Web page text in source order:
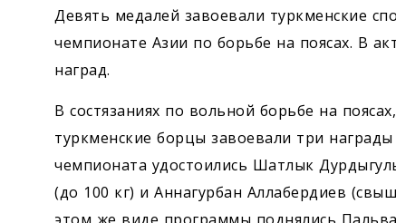
Девять медалей завоевали туркменские
чемпионате Азии по борьбе на поясах. В
наград.
В состязаниях по вольной борьбе на
туркменские борцы завоевали три
чемпионата удостоились Шатлык
(до 100 кг) и Аннагурбан Аллабердиев